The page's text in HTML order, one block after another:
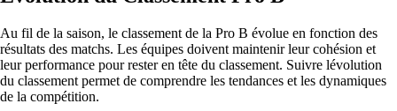
Au fil de la saison, le classement de la Pro B évolue en fonction des
résultats des matchs. Les équipes doivent maintenir leur cohésion et
leur performance pour rester en tête du classement. Suivre lévolution
du classement permet de comprendre les tendances et les dynamiques
de la compétition.